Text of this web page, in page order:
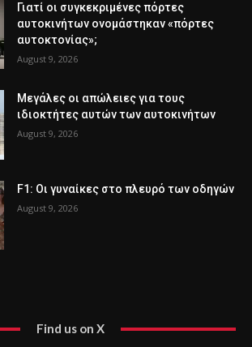
Γιατί οι συγκεκριμένες πόρτες
αυτοκινήτων ονομάστηκαν «πόρτες
αυτοκτονίας»;
August 9, 2026
Μεγάλες οι απώλειες για τους
ιδιοκτήτες αυτών των αυτοκινήτων
August 9, 2026
F1: Οι γυναίκες στο πλευρό των οδηγών
August 9, 2026
Find us on X